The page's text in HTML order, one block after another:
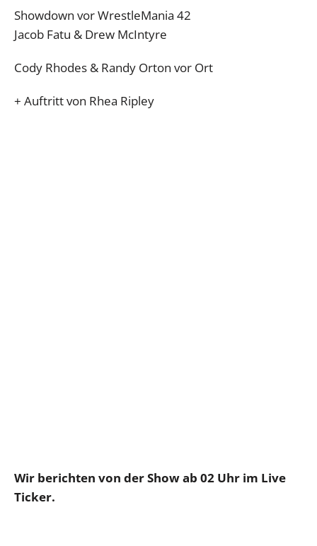
Showdown vor WrestleMania 42
Jacob Fatu & Drew McIntyre
Cody Rhodes & Randy Orton vor Ort
+ Auftritt von Rhea Ripley
Wir berichten von der Show ab 02 Uhr im Live
Ticker.